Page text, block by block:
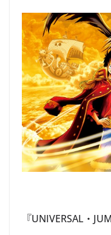
『UNIVERSAL・